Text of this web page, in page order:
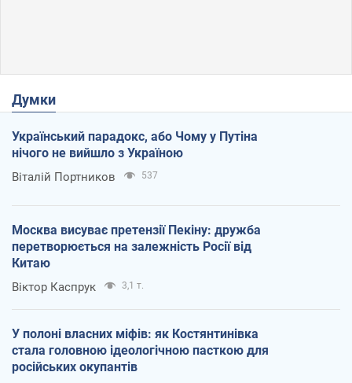
Думки
Український парадокс, або Чому у Путіна
нічого не вийшло з Україною
Віталій Портников 537
Москва висуває претензії Пекіну: дружба
перетворюється на залежність Росії від
Китаю
Віктор Каспрук 3,1 т.
У полоні власних міфів: як Костянтинівка
стала головною ідеологічною пасткою для
російських окупантів